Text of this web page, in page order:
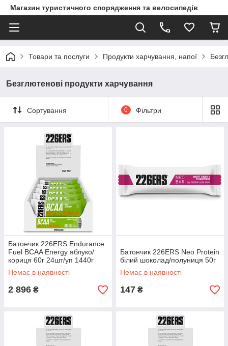
Магазин туристичного спорядження та велосипедів
Товари та послуги Продукти харчування, напої
Безглютенові продукти харчування
Сортування 0 Фільтри
Батончик 226ERS Endurance
Fuel BCAA Energy яблуко/
кориця 60г 24шт/уп 1440г
Немає в наявності
2 896 ₴
Батончик 226ERS Neo Protein
білий шоколад/полуниця 50г
Немає в наявності
147 ₴